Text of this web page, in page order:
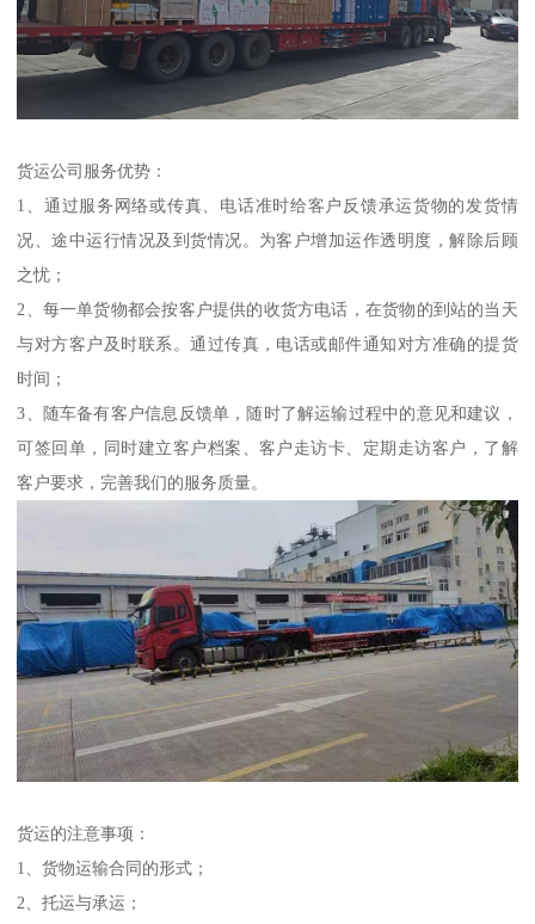
货运公司服务优势：
1、通过服务网络或传真、电话准时给客户反馈承运货物的发货情
况、途中运行情况及到货情况。为客户增加运作透明度，解除后顾
之忧；
2、每一单货物都会按客户提供的收货方电话，在货物的到站的当天
与对方客户及时联系。通过传真，电话或邮件通知对方准确的提货
时间；
3、随车备有客户信息反馈单，随时了解运输过程中的意见和建议，
可签回单，同时建立客户档案、客户走访卡、定期走访客户，了解
客户要求，完善我们的服务质量。
货运的注意事项：
1、货物运输合同的形式；
2、托运与承运；